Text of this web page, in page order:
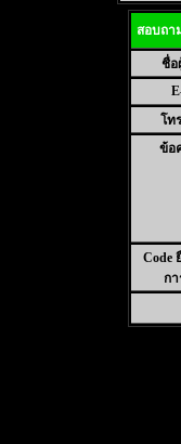
สอบถา
ชื่อ
โท
ข้อ
Code
กา